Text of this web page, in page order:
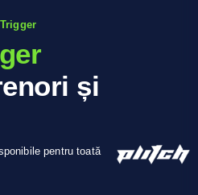
și
pentru toată